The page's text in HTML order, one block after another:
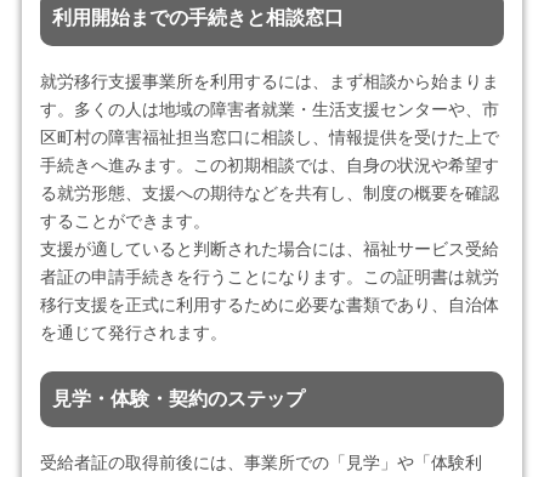
利用開始までの手続きと相談窓口
就労移行支援事業所を利用するには、まず相談から始まりま
す。多くの人は地域の障害者就業・生活支援センターや、市
区町村の障害福祉担当窓口に相談し、情報提供を受けた上で
手続きへ進みます。この初期相談では、自身の状況や希望す
る就労形態、支援への期待などを共有し、制度の概要を確認
することができます。
支援が適していると判断された場合には、福祉サービス受給
者証の申請手続きを行うことになります。この証明書は就労
移行支援を正式に利用するために必要な書類であり、自治体
を通じて発行されます。
見学・体験・契約のステップ
受給者証の取得前後には、事業所での「見学」や「体験利